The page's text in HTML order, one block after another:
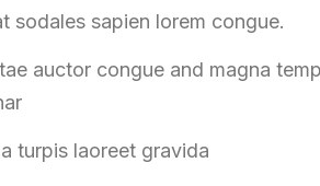
sodales sapien lorem congue.
auctor congue and magna
turpis laoreet gravida